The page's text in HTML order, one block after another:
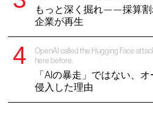
もっと深く掘れ——採算割
企業が再生
OpenAI called the Hugging Face
here before.
「AIの暴走」ではない、
侵入した理由